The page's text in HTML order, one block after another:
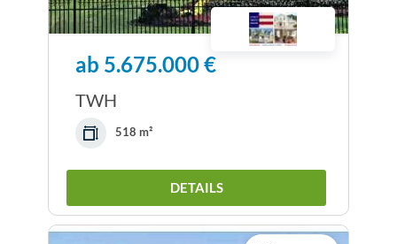
ab 5.675.000 €
TWH
518 m²
DETAILS